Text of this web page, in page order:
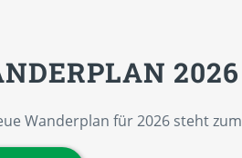
2026
Wanderplan für 2026 steht